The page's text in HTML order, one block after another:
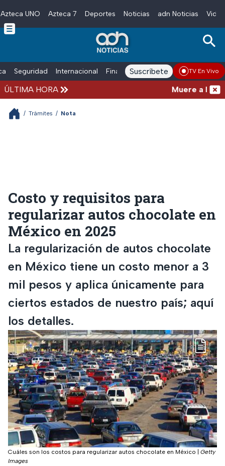
Skip to main content
Azteca UNO Azteca 7 Deportes Noticias adn Noticias
Seguridad Internacional Finanzas adn Noticias Radio
Suscríbete TV En Vivo
ÚLTIMA HORA Muere a los
/ Trámites / Nota
Costo y requisitos para
regularizar autos chocolate en
México en 2025
La regularización de autos chocolate
en México tiene un costo menor a 3
mil pesos y aplica únicamente para
ciertos estados de nuestro país; aquí
los detalles.
Cuáles son los costos para regularizar autos chocolate en México
Getty
Images